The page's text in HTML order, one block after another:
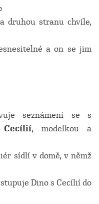
druhou stranu chvíle,
a on se jim
seznámení se s
Cecílií, modelkou a
sídlí v domě, v němž
Dino s Cecílií do